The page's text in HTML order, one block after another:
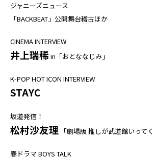
ジャニーズニュース
「BACKBEAT」公開舞台稽古ほか
CINEMA INTERVIEW
井上瑞稀 in「おとななじみ」
K-POP HOT ICON INTERVIEW
STAYC
坂道発信！
松村沙友理 「劇場版 推しが武道館いって
春ドラマ BOYS TALK